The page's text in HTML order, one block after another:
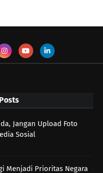
Jangan Upload Foto
Sosial
Menjadi Prioritas Negara